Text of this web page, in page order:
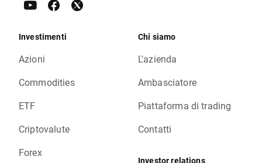
Investimenti
Azioni
Commodities
ETF
Criptovalute
Forex
Chi siamo
L'azienda
Ambasciatore
Piattaforma di trading
Contatti
Investor relations